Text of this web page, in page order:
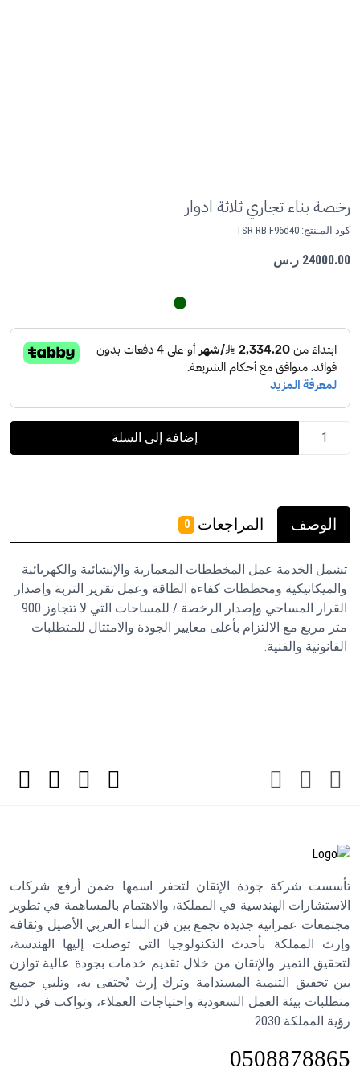
رخصة بناء تجاري ثلاثة ادوار
كود المـنتج: TSR-RB-F96d40
24000.00 ر.س
إضافة إلى السلة
الوصف المراجعات 0
تشمل الخدمة عمل المخططات المعمارية والإنشائية والكهربائية
والميكانيكية ومخططات كفاءة الطاقة وعمل تقرير التربة وإصدار
القرار المساحي وإصدار الرخصة / للمساحات التي لا تتجاوز 900
متر مربع مع الالتزام بأعلى معايير الجودة والامتثال للمتطلبات
القانونية والفنية.
تأسست شركة جودة الإتقان لتحفر اسمها ضمن أرفع شركات
الاستشارات الهندسية في المملكة، والاهتمام بالمساهمة في تطوير
مجتمعات عمرانية جديدة تجمع بين فن البناء العربي الأصيل وثقافة
وإرث المملكة بأحدث التكنولوجيا التي توصلت إليها الهندسة،
لتحقيق التميز والإتقان من خلال تقديم خدمات بجودة عالية توازن
بين تحقيق التنمية المستدامة وترك إرث يُحتفى به، وتلبي جميع
متطلبات بيئة العمل السعودية واحتياجات العملاء، وتواكب في ذلك
رؤية المملكة 2030
0508878865